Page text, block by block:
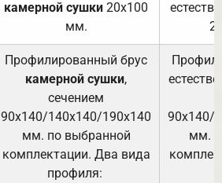
камерной сушки 20х100
мм.
Профилированный брус
камерной сушки,
сечением
90х140/140х140/190х140
мм. по выбранной
комплектации. Два вида
профиля:
90х140/
мм.